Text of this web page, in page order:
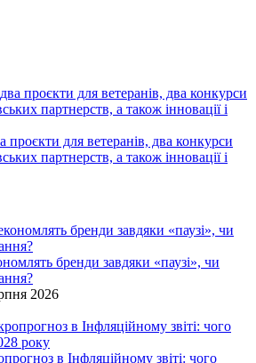
проєкти для ветеранів, два конкурси
партнерств, а також інновації і
бренди завдяки «паузі», чи
2026
в Інфляційному звіті: чого